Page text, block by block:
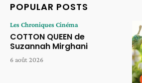
POPULAR POSTS
Les Chroniques Cinéma
COTTON QUEEN de
Suzannah Mirghani
6 août 2026